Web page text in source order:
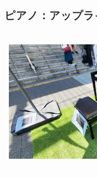
ピアノ：アップラ